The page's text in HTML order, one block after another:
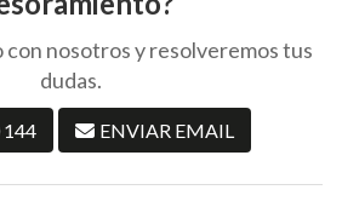
nosotros y resolveremos tus
dudas.
144 ENVIAR EMAIL